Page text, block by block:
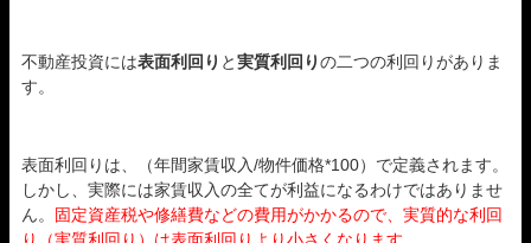
不動産投資には表面利回り と実質利回りの二つの利回りがありま
す。
表面利回りは、（年間家賃収入/物件価格*100）で定義されます。
しかし、実際には家賃収入の全てが利益になるわけではありませ
ん。 固定資産税や修繕費などの費用がかかるので、実質的な利回